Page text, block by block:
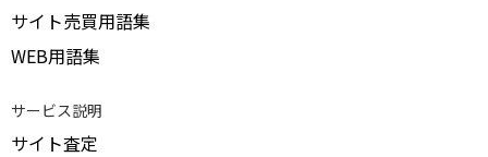
サイト売買用語集
WEB用語集
サービス説明
サイト査定